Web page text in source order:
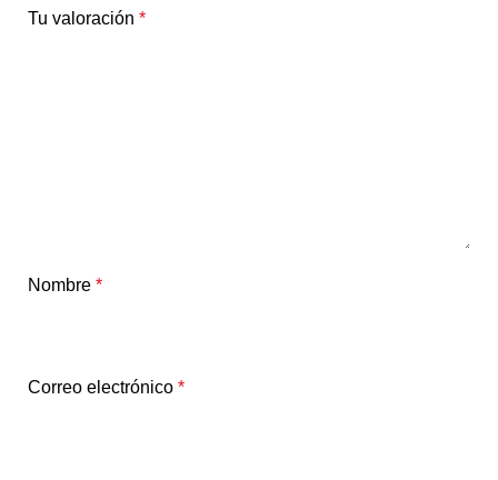
Tu valoración *
Nombre *
Correo electrónico *